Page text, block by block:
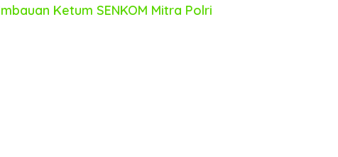
Ketum SENKOM Mitra Polri